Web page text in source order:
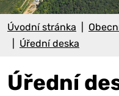
Úvodní stránka
Úřední deska
Úřední